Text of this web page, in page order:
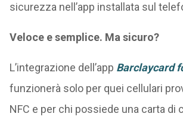
sicurezza nell’app installata sul
Veloce e semplice. Ma sicuro?
L’integrazione dell’app Barclaycard
funzionerà solo per quei cellulari
NFC e per chi possiede una carta di